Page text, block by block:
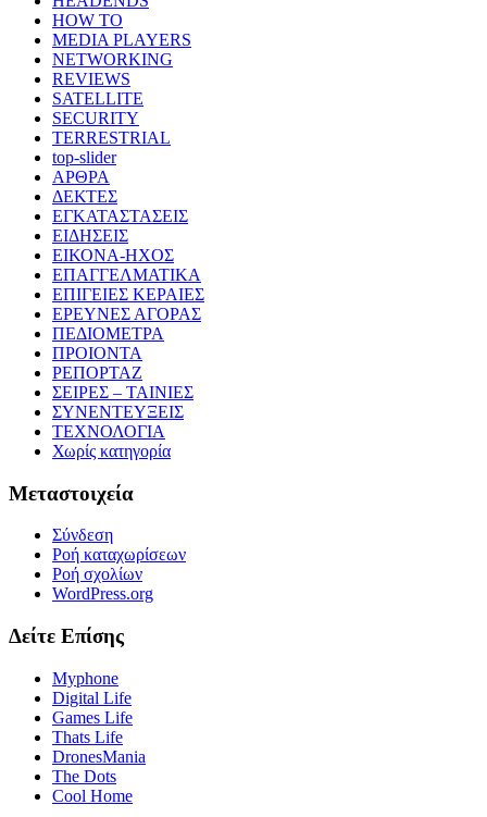
HOW TO
MEDIA PLAYERS
NETWORKING
REVIEWS
SATELLITE
SECURITY
TERRESTRIAL
top-slider
ΑΡΘΡΑ
ΔΕΚΤΕΣ
ΕΓΚΑΤΑΣΤΑΣΕΙΣ
ΕΙΔΗΣΕΙΣ
ΕΙΚΟΝΑ-ΗΧΟΣ
ΕΠΑΓΓΕΛΜΑΤΙΚΑ
ΕΠΙΓΕΙΕΣ ΚΕΡΑΙΕΣ
ΕΡΕΥΝΕΣ ΑΓΟΡΑΣ
ΠΕΔΙΟΜΕΤΡΑ
ΠΡΟΙΟΝΤΑ
ΡΕΠΟΡΤΑΖ
ΣΕΙΡΕΣ – ΤΑΙΝΙΕΣ
ΣΥΝΕΝΤΕΥΞΕΙΣ
ΤΕΧΝΟΛΟΓΙΑ
Χωρίς κατηγορία
Μεταστοιχεία
Σύνδεση
Ροή καταχωρίσεων
Ροή σχολίων
WordPress.org
Δείτε Επίσης
Myphone
Digital Life
Games Life
Thats Life
DronesMania
The Dots
Cool Home